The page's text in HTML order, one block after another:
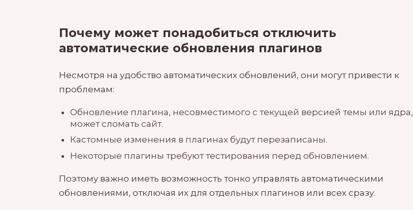
Почему может понадобиться отключить
автоматические обновления плагинов
Несмотря на удобство автоматических обновлений, они могут привести к
проблемам:
Обновление плагина, несовместимого с текущей версией темы или ядра,
может сломать сайт.
Кастомные изменения в плагинах будут перезаписаны.
Некоторые плагины требуют тестирования перед обновлением.
Поэтому важно иметь возможность тонко управлять автоматическими
обновлениями, отключая их для отдельных плагинов или всех сразу.